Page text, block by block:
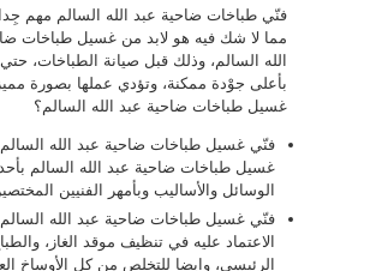
فنّي طباخات ضاحية عبد الله السالم مهم جِدا
مما لا شك فيه هو لابد من غسيل طباخات
الله السالم، وذلك قبل صيانة الطباخات،
بأعلى جوْدة ممكنة، وتؤدي عملها بصورة
غسيل طباخات ضاحية عبد الله السالم؟
فنّي غسيل طباخات ضاحية عبد الله
غسيل طباخات ضاحية عبد الله السالم
الوسائل والأساليب وبأمهر الفنيين
فنّي غسيل طباخات ضاحية عبد الله
الاعتماد عليه في تنظيف موقد الغاز،
الرئيسى، وايضا للتخلص من كل الأوساخ